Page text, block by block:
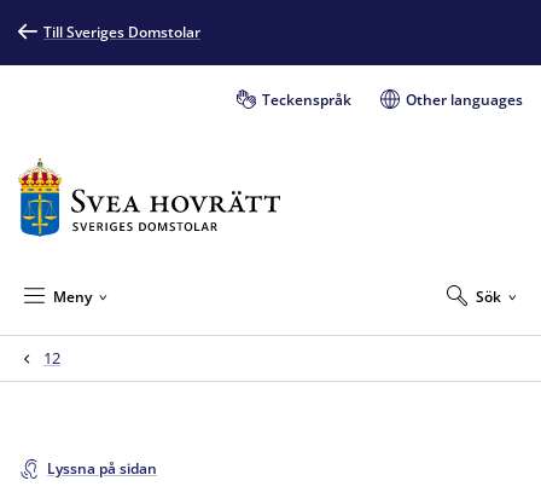
Till Sveriges Domstolar
Teckenspråk Other languages
Sök
Meny
12
Lyssna på sidan